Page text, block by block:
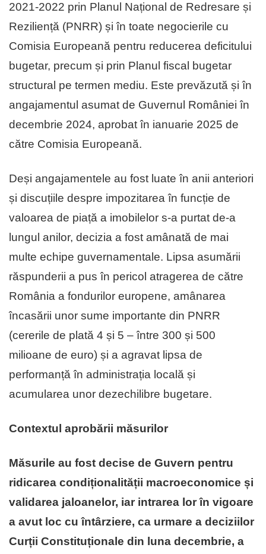
2021-2022 prin Planul Național de Redresare și
Reziliență (PNRR) și în toate negocierile cu
Comisia Europeană pentru reducerea deficitului
bugetar, precum și prin Planul fiscal bugetar
structural pe termen mediu. Este prevăzută și în
angajamentul asumat de Guvernul României în
decembrie 2024, aprobat în ianuarie 2025 de
către Comisia Europeană.
Deși angajamentele au fost luate în anii anteriori
și discuțiile despre impozitarea în funcție de
valoarea de piață a imobilelor s-a purtat de-a
lungul anilor, decizia a fost amânată de mai
multe echipe guvernamentale. Lipsa asumării
răspunderii a pus în pericol atragerea de către
România a fondurilor europene, amânarea
încasării unor sume importante din PNRR
(cererile de plată 4 și 5 – între 300 și 500
milioane de euro) și a agravat lipsa de
performanță în administrația locală și
acumularea unor dezechilibre bugetare.
Contextul aprobării măsurilor
Măsurile au fost decise de Guvern pentru
ridicarea condiționalității macroeconomice și
validarea jaloanelor, iar intrarea lor în vigoare
a avut loc cu întârziere, ca urmare a deciziilor
Curții Constituționale din luna decembrie, a